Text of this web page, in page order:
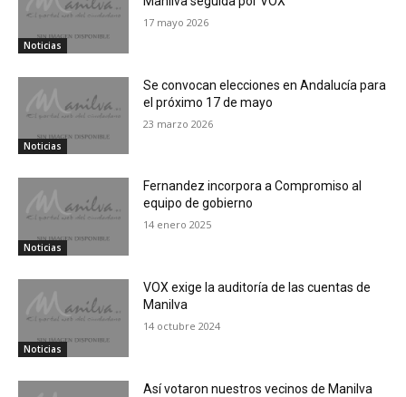
Noticias
17 mayo 2026
Noticias
Se convocan elecciones en Andalucía para
el próximo 17 de mayo
23 marzo 2026
Noticias
Fernandez incorpora a Compromiso al
equipo de gobierno
14 enero 2025
Noticias
VOX exige la auditoría de las cuentas de
Manilva
14 octubre 2024
Así votaron nuestros vecinos de Manilva